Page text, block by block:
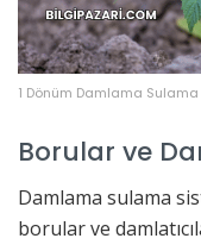
1 Dönüm Damlama
Borular ve
Damlama sulama
borular ve